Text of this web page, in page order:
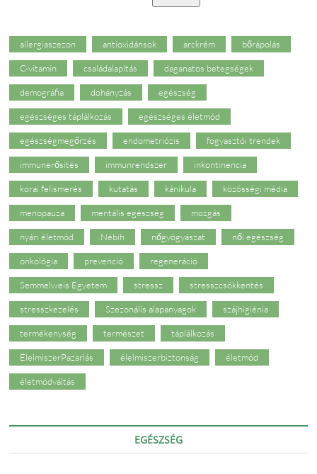
allergiaszezon antioxidánsok arckrém bőrápolás
C-vitamin családalapítás daganatos betegségek
demográfia dohányzás egészség
egészséges táplálkozás egészséges életmód
egészségmegőrzés endometriózis fogyasztói trendek
immunerősítés immunrendszer inkontinencia
korai felismerés kutatás kánikula közösségi média
menopauza mentális egészség mozgás
nyári életmód Nébih nőgyógyászat női egészség
onkológia prevenció regeneráció
Semmelweis Egyetem stressz stresszcsökkentés
stresszkezelés Szezonális alapanyagok szájhigiénia
termékenység természet táplálkozás
ÉlelmiszerPazarlás élelmiszerbiztonság életmód
életmódváltás
EGÉSZSÉG